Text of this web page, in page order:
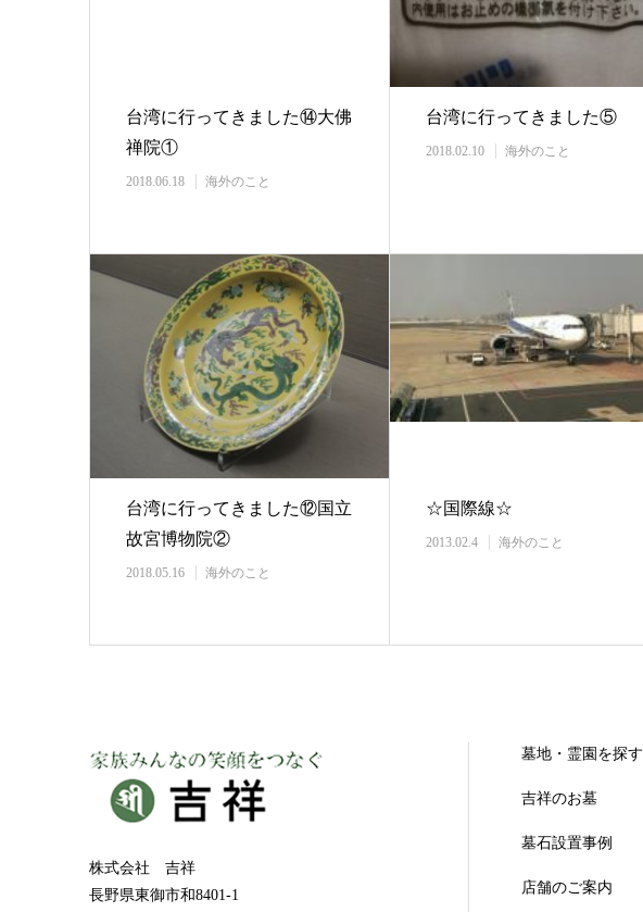
台湾に行ってきました⑭大佛
禅院①
2018.06.18 海外のこと
台湾に行ってきました⑤
2018.02.10 海外のこと
台湾に行ってきました⑫国立
故宮博物院②
2018.05.16 海外のこと
☆国際線☆
2013.02.4 海外のこと
株式会社 吉祥
長野県東御市和8401-1
墓地・霊園を探す
吉祥のお墓
墓石設置事例
店舗のご案内